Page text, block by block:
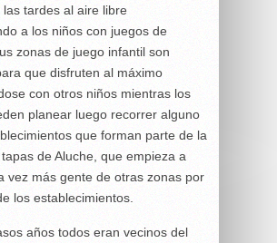
las tardes al aire libre
a los niños con juegos de
zonas de juego infantil son
que disfruten al máximo
con otros niños mientras los
planear luego recorrer alguno
que forman parte de la
de Aluche, que empieza a
vez más gente de otras zonas por
los establecimientos.
años todos eran vecinos del